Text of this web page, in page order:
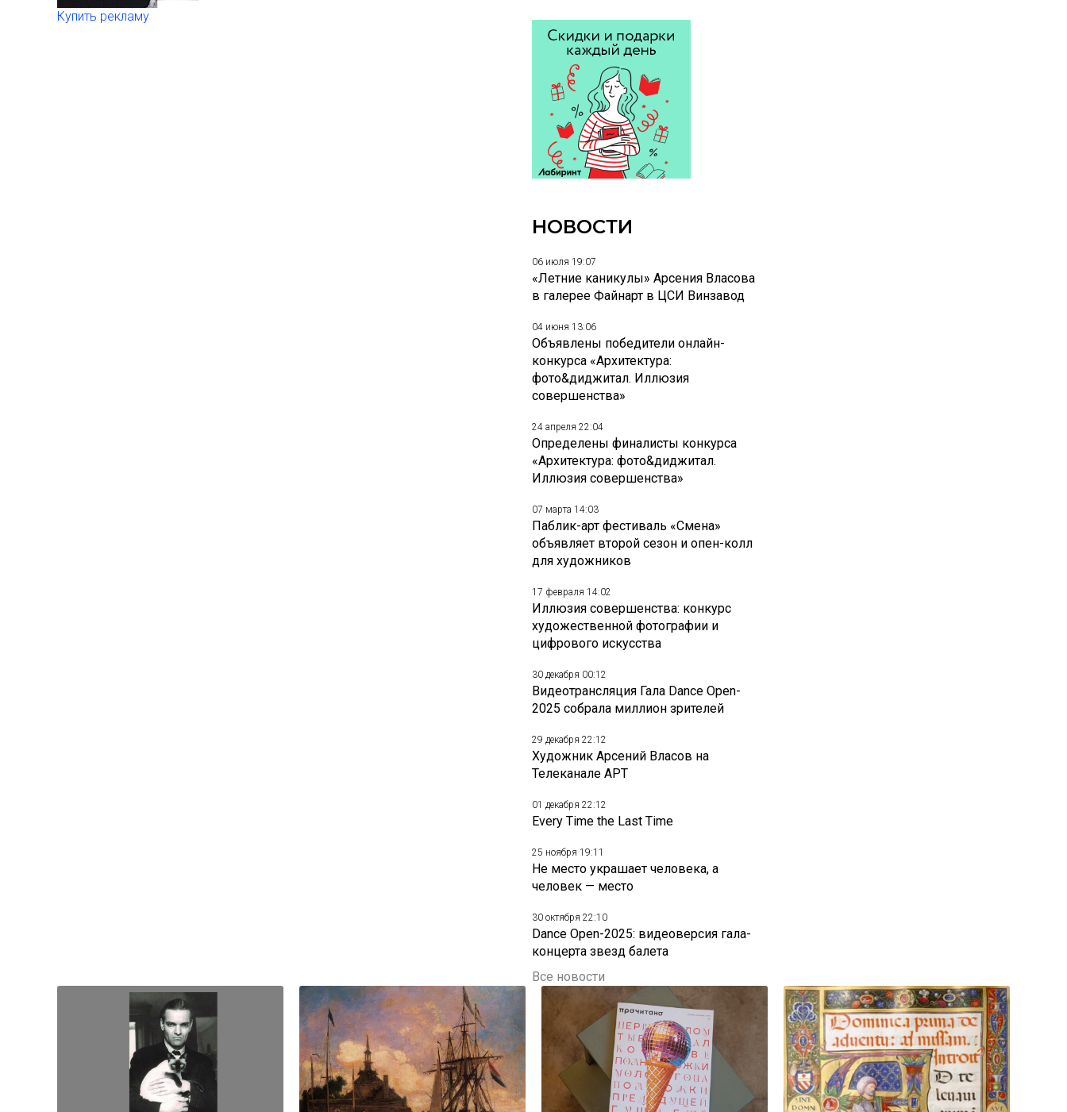
Купить рекламу
НОВОСТИ
06 июля 19:07
«Летние каникулы» Арсения Власова
в галерее Файнарт в ЦСИ Винзавод
04 июня 13:06
Объявлены победители онлайн-
конкурса «Архитектура:
фото&диджитал. Иллюзия
совершенства»
24 апреля 22:04
Определены финалисты конкурса
«Архитектура: фото&диджитал.
Иллюзия совершенства»
07 марта 14:03
Паблик-арт фестиваль «Смена»
объявляет второй сезон и опен-колл
для художников
17 февраля 14:02
Иллюзия совершенства: конкурс
художественной фотографии и
цифрового искусства
30 декабря 00:12
Видеотрансляция Гала Dance Open-
2025 собрала миллион зрителей
29 декабря 22:12
Художник Арсений Власов на
Телеканале АРТ
01 декабря 22:12
Every Time the Last Time
25 ноября 19:11
Не место украшает человека, а
человек — место
30 октября 22:10
Dance Open-2025: видеоверсия гала-
концерта звезд балета
Все новости